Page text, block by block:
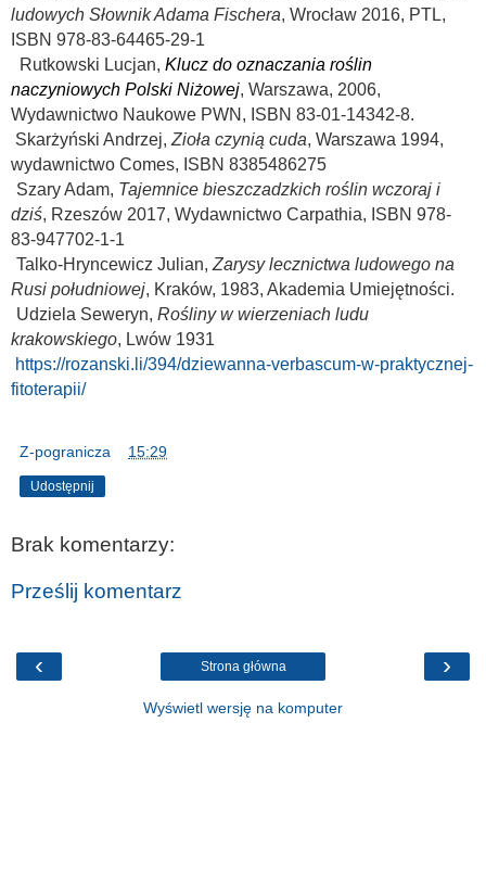
ludowych Słownik Adama Fischera, Wrocław 2016, PTL,
ISBN 978-83-64465-29-1
Lucjan, Klucz do oznaczania roślin
naczyniowych Polski Niżowej, Warszawa, 2006,
Wydawnictwo Naukowe PWN, ISBN 83-01-14342-8.
Skarżyński Andrzej, Zioła czynią cuda, Warszawa 1994,
wydawnictwo Comes, ISBN 8385486275
Szary Adam, Tajemnice bieszczadzkich roślin wczoraj i
dziś, Rzeszów 2017, Wydawnictwo Carpathia, ISBN 978-
83-947702-1-1
Talko-Hryncewicz Julian, Zarysy lecznictwa ludowego na
Rusi południo­wej, Kraków, 1983, Akademia Umiejętności.
Udziela Seweryn, Rośliny w wierzeniach ludu
krakowskiego, Lwów 1931
https://rozanski.li/394/dziewanna-verbascum-w-praktycznej-
fitoterapii/
Z-pogranicza 15:29
Udostępnij
Brak komentarzy:
Prześlij komentarz
‹ ›
Strona główna
Wyświetl wersję na komputer